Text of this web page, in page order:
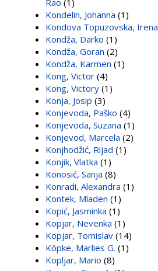
Rao (1)
Kondelin, Johanna (1)
Kondova Topuzovska, Irena
Kondža, Darko (1)
Kondža, Goran (2)
Kondža, Karmen (1)
Kong, Victor (4)
Kong, Victory (1)
Konja, Josip (3)
Konjevoda, Paško (4)
Konjevoda, Suzana (1)
Konjevod, Marcela (2)
Konjhodžić, Rijad (1)
Konjik, Vlatka (1)
Konosić, Sanja (8)
Konradi, Alexandra (1)
Kontek, Mladen (1)
Kopić, Jasminka (1)
Kopjar, Nevenka (1)
Kopjar, Tomislav (14)
Köpke, Marlies G. (1)
Kopljar, Mario (8)